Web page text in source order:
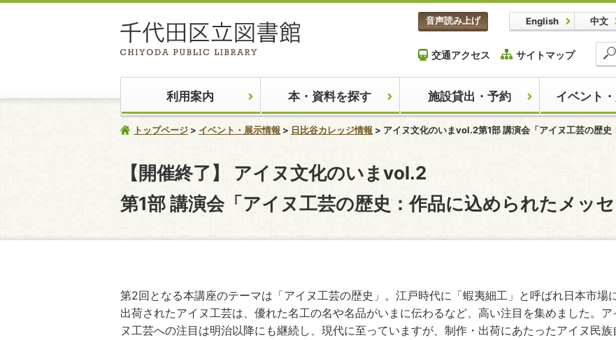
音声読み上げ English 中文
交通アクセス サイトマップ
利用案内 本・資料を探す 施設貸出・予約 イベント
トップページ イベント・展示情報 日比谷カレッジ情報 アイヌ文化のいまvol.2第1部 講演会「アイヌ工芸の歴史
【開催終了】
アイヌ文化のいまvol.2
第1部 講演会「アイヌ工芸の歴史：作品に込められたメッセ
第2回となる本講座のテーマは「アイヌ工芸の歴史」。江戸時代に「蝦夷細工」と呼ばれ日本市場
出荷されたアイヌ工芸は、優れた名工の名や名品がいまに伝わるなど、高い注目を集めました。ア
ヌ工芸への注目は明治以降にも継続し、現代に至っていますが、制作・出荷にあたったアイヌ民族